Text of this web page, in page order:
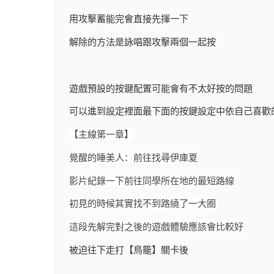
用攻擊蓄能完會直接先揮一下
解除的方法是詠唱跟攻擊兩個一起按
遊戲預設的按鍵配置可能會有不太好按的問題
可以進到設定裡面最下面的按鍵設定中依自己喜
【主線第一章】
覺醒的睡美人：前往找尋伊庫夏
影片紀錄一下前往同學所在地的最短路線
初見的時候其實找不到路繞了一大圈
這段先解完對之後的遊戲體驗應該會比較好
被迫往下走打【鳥籠】關卡後